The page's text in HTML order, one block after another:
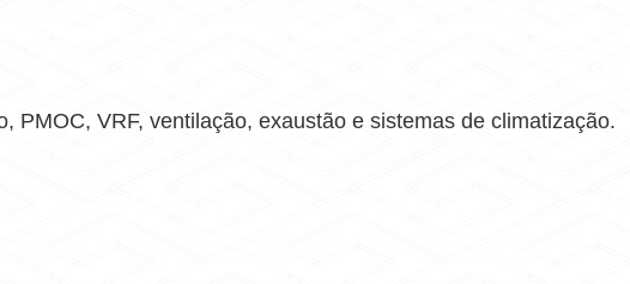
VRF, ventilação, exaustão e sistemas de climatização.